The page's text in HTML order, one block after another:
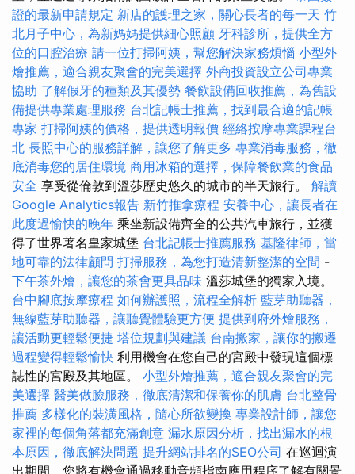
證的最新申請規定 新店的護理之家，關心長者的每一天 竹
北月子中心，為新媽媽提供細心照顧 牙科診所，提供全方
位的口腔治療 請一位打掃阿姨，幫您解決家務煩惱 小型外
燴推薦，適合親友聚會的完美選擇 外商投資設立公司專業
協助 了解假牙的種類及其優勢 餐飲設備回收推薦，為舊設
備提供專業處理服務 台北記帳士推薦，找到最合適的記帳
專家 打掃阿姨的價格，提供透明報價 經絡按摩專業課程台
北 長照中心的服務詳解，讓您了解更多 專業消毒服務，徹
底消毒您的居住環境 商用冰箱的選擇，保障餐飲業的食品
安全 享受從倫敦到溫莎歷史悠久的城市的半天旅行。 解讀
Google Analytics報告 新竹推拿療程 安養中心，讓長者在
此度過愉快的晚年 乘坐新設備齊全的公共汽車旅行，並獲
得了世界著名皇家城堡 台北記帳士推薦服務 基隆律師，當
地可靠的法律顧問 打掃服務，為您打造清新整潔的空間 -
下午茶外燴，讓您的茶會更具品味 溫莎城堡的獨家入境。
台中腳底按摩療程 如何辦護照，流程全解析 藍芽助聽器，
無線藍芽助聽器，讓聽覺體驗更方便 提供到府外燴服務，
讓活動更輕鬆便捷 塔位規劃與建議 台南搬家，讓你的搬遷
過程變得輕鬆愉快 利用機會在您自己的宮殿中發現這個標
誌性的宮殿及其地區。 小型外燴推薦，適合親友聚會的完
美選擇 醫美做臉服務，徹底清潔和保養你的肌膚 台北整骨
推薦 多樣化的裝潢風格，隨心所欲變換 專業設計師，讓您
家裡的每個角落都充滿創意 漏水原因分析，找出漏水的根
本原因，徹底解決問題 提升網站排名的SEO公司 在巡迴演
出期間，您將有機會通過移動音頻指南應用程序了解有關景